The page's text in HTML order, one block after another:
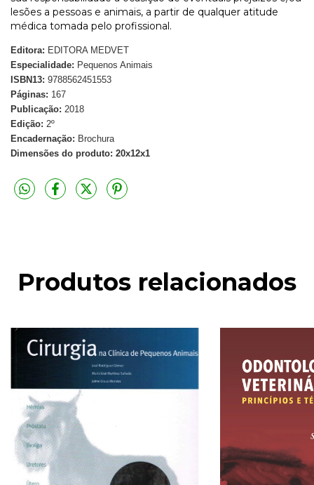
lesões a pessoas e animais, a partir de qualquer atitude
médica tomada pelo profissional.
Editora: EDITORA MEDVET
Especialidade: Pequenos Animais
ISBN13: 9788562451553
Páginas: 167
Publicação: 2018
Edição: 2º
Encadernação: Brochura
Dimensões do produto: 20x12x1
Produtos relacionados